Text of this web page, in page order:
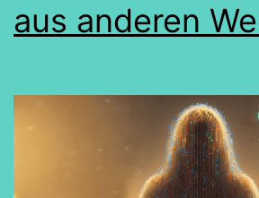
aus anderen